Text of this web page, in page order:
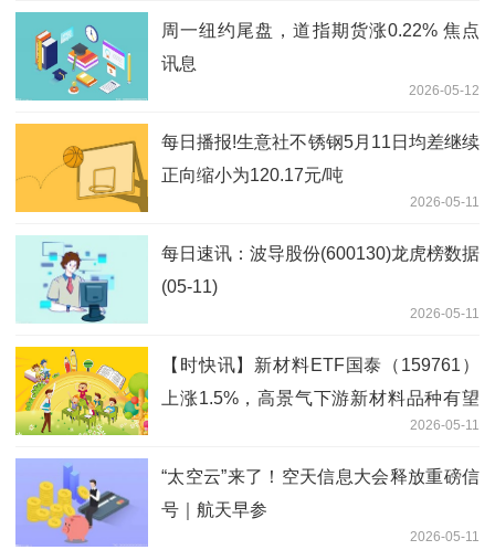
周一纽约尾盘，道指期货涨0.22% 焦点
讯息
2026-05-12
每日播报!生意社不锈钢5月11日均差继续
正向缩小为120.17元/吨
2026-05-11
每日速讯：波导股份(600130)龙虎榜数据
(05-11)
2026-05-11
【时快讯】新材料ETF国泰（159761）
上涨1.5%，高景气下游新材料品种有望
2026-05-11
“太空云”来了！空天信息大会释放重磅信
号｜航天早参
2026-05-11